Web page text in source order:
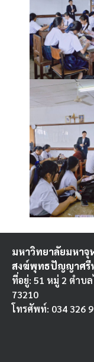
มหาวิทยาลัยมหา
สงฆ์พุทธปัญญาศรี
ที่อยู่: 51 หมู่ 2 ตำบ
73210
โทรศัพท์: 034 326